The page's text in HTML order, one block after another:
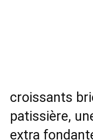
croissants
patissière,
extra